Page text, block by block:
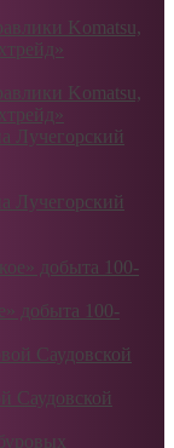
Komatsu,
Komatsu,
Лучегорский
Лучегорский
добыта 100-
Саудовской